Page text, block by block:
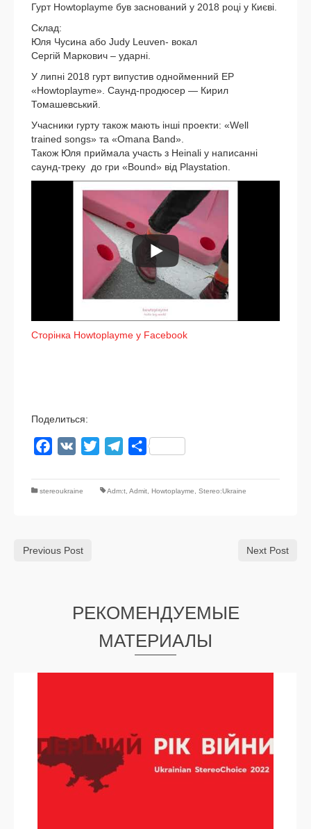
Гурт Howtoplayme був зас­но­ва­ний у 2018 році у Києві.
Склад:
Юля Чусина або Judy Leuven- вокал
Сергій Маркович – удар­ні.
У лип­ні 2018 гурт випу­стив одной­мен­ний ЕР
«Howtoplayme». Саунд-продюсер — Кирил
Томашевський.
Учасники гур­ту також мають інші про­ек­ти: «Well
trained songs» та «Omana Band».
Також Юля прий­ма­ла участь з Heinali у напи­сан­ні
саунд-треку до гри «Bound» від Playstation.
Сторінка Howtoplayme у Facebook
Поделиться:
Facebook
VK Twitter TelegramОтправить
stereoukraine Adm:t Admit Howtoplayme Stereo:Ukraine
Previous Post Next Post
РЕКОМЕНДУЕМЫЕ
МАТЕРИАЛЫ